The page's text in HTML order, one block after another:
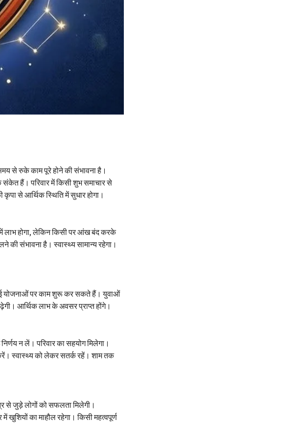
से रुके काम पूरे होने की संभावना है।
संकेत हैं। परिवार में किसी शुभ समाचार से
से आर्थिक स्थिति में सुधार होगा।
लाभ होगा, लेकिन किसी पर आंख बंद करके
की संभावना है। स्वास्थ्य सामान्य रहेगा।
योजनाओं पर काम शुरू कर सकते हैं। युवाओं
आर्थिक लाभ के अवसर प्राप्त होंगे।
न लें। परिवार का सहयोग मिलेगा।
स्वास्थ्य को लेकर सतर्क रहें। शाम तक
से जुड़े लोगों को सफलता मिलेगी।
में खुशियों का माहौल रहेगा। किसी महत्वपूर्ण